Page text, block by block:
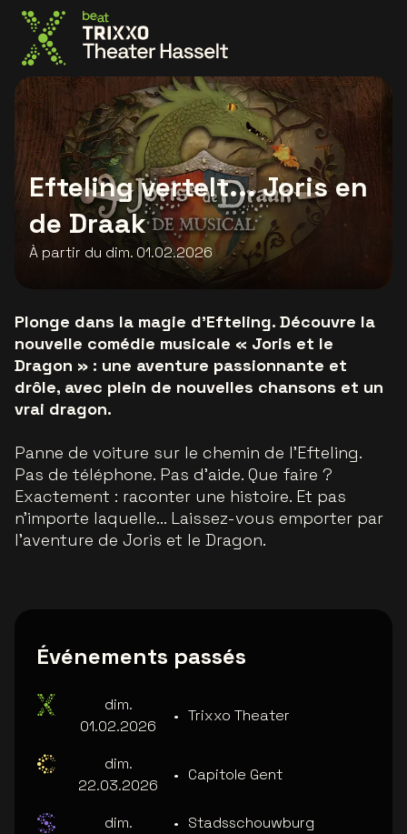
Allez à la page d'accueil
Efteling vertelt... Joris en
de Draak
À partir du dim. 01.02.2026
Plonge dans la magie d'Efteling. Découvre la
nouvelle comédie musicale « Joris et le
Dragon » : une aventure passionnante et
drôle, avec plein de nouvelles chansons et un
vrai dragon.
Panne de voiture sur le chemin de l'Efteling.
Pas de téléphone. Pas d'aide. Que faire ?
Exactement : raconter une histoire. Et pas
n'importe laquelle... Laissez-vous emporter par
l'aventure de Joris et le Dragon.
Événements passés
dim.
01.02.2026
• Trixxo Theater
dim.
22.03.2026
• Capitole Gent
dim.
• Stadsschouwburg